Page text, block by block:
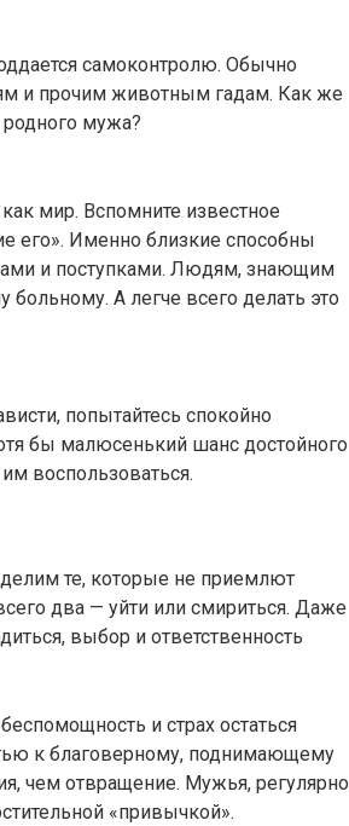
самоконтролю. Обычно
и прочим животным гадам. Как же
родного мужа?
мир. Вспомните известное
его». Именно близкие способны
и поступками. Людям, знающим
А легче всего делать это
попытайтесь спокойно
бы малюсенький шанс достойного
воспользоваться.
те, которые не приемлют
два — уйти или смириться. Даже
выбор и ответственность
и страх остаться
к благоверному, поднимающему
чем отвращение. Мужья, регулярно
«привычкой».